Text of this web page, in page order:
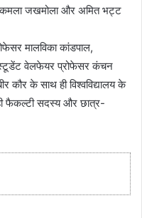
कमला जखमोला और अमित भट्ट
मालविका कांडपाल,
स्टूडेंट वेलफेयर प्रोफेसर कंचन
कौर के साथ ही विश्वविद्यालय के
फैकल्टी सदस्य और छात्र-